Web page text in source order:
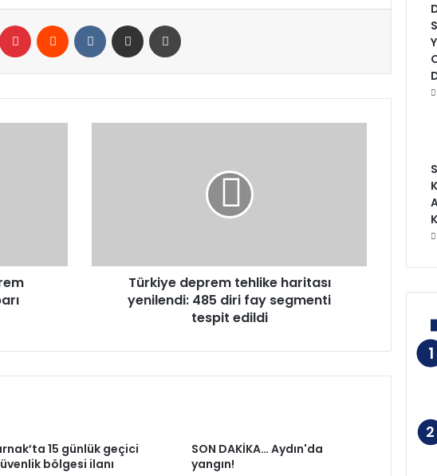
Tumblr Pinterest Reddit VKontakteE-Posta ile paylaş
segmenti
Türkiye deprem tehlike haritası
yenilendi: 485 diri fay segmenti
tespit edildi
15 günlük geçici
bölgesi ilanı
SON DAKİKA… Aydın'da
yangın!